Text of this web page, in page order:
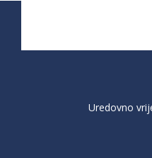
Uredovno